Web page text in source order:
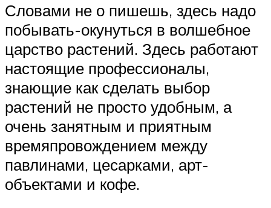
Словами не о пишешь, здесь надо
побывать-окунуться в волшебное
царство растений. Здесь работают
настоящие профессионалы,
знающие как сделать выбор
растений не просто удобным, а
очень занятным и приятным
времяпровождением между
павлинами, цесарками, арт-
объектами и кофе.